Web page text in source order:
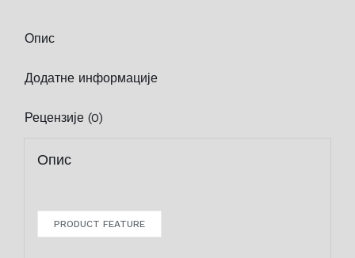
Опис
Додатне информације
Рецензије (0)
Опис
PRODUCT FEATURE